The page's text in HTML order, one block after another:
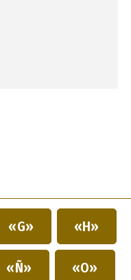
«G» «H»
«Ñ» «O»